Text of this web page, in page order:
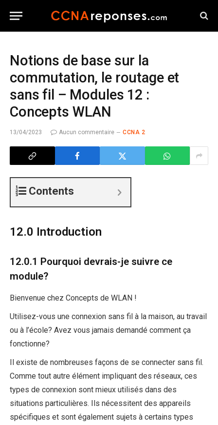
Notions de base sur la
commutation, le routage et
sans fil – Modules 12 :
Concepts WLAN
13/04/2023 Aucun commentaire CCNA 2
Contents
12.0 Introduction
12.0.1 Pourquoi devrais-je suivre ce
module?
Bienvenue chez Concepts de WLAN !
Utilisez-vous une connexion sans fil à la maison, au travail
ou à l’école? Avez vous jamais demandé comment ça
fonctionne?
Il existe de nombreuses façons de se connecter sans fil.
Comme tout autre élément impliquant des réseaux, ces
types de connexion sont mieux utilisés dans des
situations particulières. Ils nécessitent des appareils
spécifiques et sont également sujets à certains types